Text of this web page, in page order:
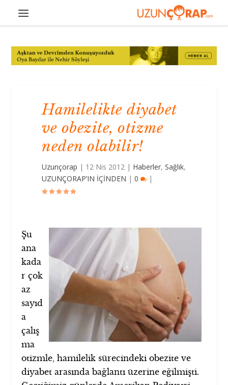
Hamilelikte diyabet
ve obezite, otizme
neden olabilir!
Uzunçorap | 12 Nis 2012 | Haberler,Sağlık,
UZUNÇORAP’IN İÇİNDEN |0 |
Şu
ana
kada
r çok
az
sayıd
a
çalış
ma
otizmle, hamilelik sürecindeki obezite ve
diyabet arasında bağlantı üzerine eğilmişti.